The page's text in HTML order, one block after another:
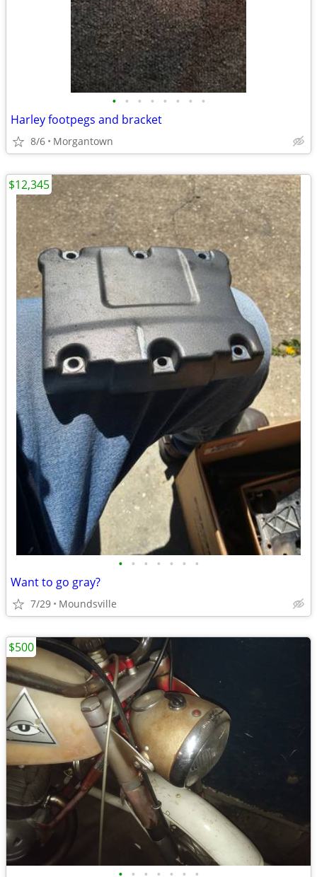
• • • • • • • •
Harley footpegs and bracket
8/6 Morgantown
• • • • • • •
Want to go gray?
7/29 Moundsville
$12,345
$500